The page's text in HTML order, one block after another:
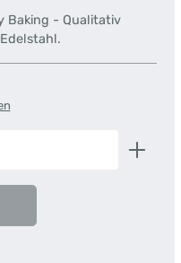
Baking - Qualitativ
Wert ein